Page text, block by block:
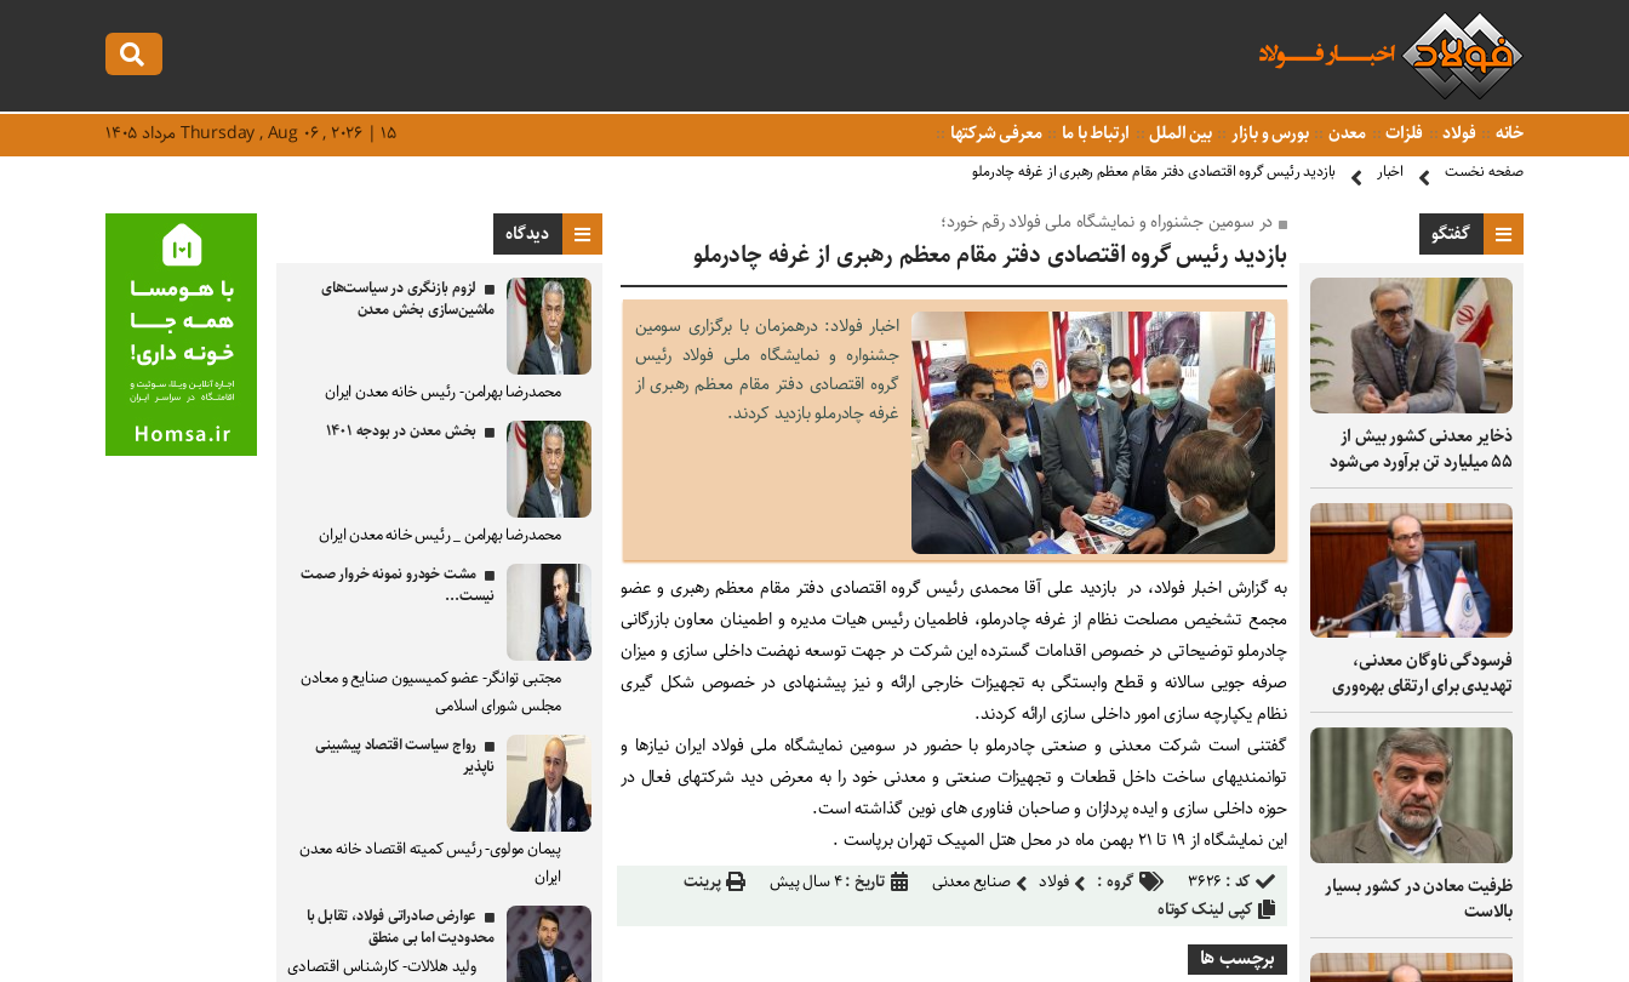
خانه فولاد فلزات معدن بورس و بازار بین الملل ارتباط با ما معرفی شرکتها Thursday , Aug ۰۶ , ۲۰۲۶ | ۱۵ مرداد ۱۴۰۵
صفحه نخست اخبار بازدید رئیس گروه اقتصادی دفتر مقام معظم رهبری از غرفه چادرملو
گفتگو
ذخایر معدنی کشور بیش از
۵۵ میلیارد تن برآورد می‌شود
فرسودگی ناوگان معدنی،
تهدیدی برای ارتقای بهره‌وری
ظرفیت‌ معادن در کشور بسیار
بالاست
در سومین جشنوراه و نمایشگاه ملی فولاد رقم خورد؛
بازدید رئیس گروه اقتصادی دفتر مقام معظم رهبری از غرفه چادرملو
اخبار فولاد: درهمزمان با برگزاری سومین
جشنواره و نمایشگاه ملی فولاد رئیس
گروه اقتصادی دفتر مقام معظم رهبری از
غرفه چادرملو بازدید کردند.
به گزارش اخبار فولاد، در بازدید علی آقا محمدی رئیس گروه اقتصادی دفتر مقام معظم رهبری و عضو
مجمع تشخیص مصلحت نظام از غرفه چادرملو، فاطمیان رئیس هیات مدیره و اطمینان معاون بازرگانی
چادرملو توضیحاتی در خصوص اقدامات گسترده این شرکت در جهت توسعه نهضت داخلی سازی و میزان
صرفه جویی سالانه و قطع وابستگی به تجهیزات خارجی ارائه و نیز پیشنهادی در خصوص شکل گیری
نظام یکپارچه سازی امور داخلی سازی ارائه کردند.
گفتنی است شرکت معدنی و صنعتی چادرملو با حضور در سومین نمایشگاه ملی فولاد ایران نیازها و
توانمندیهای ساخت داخل قطعات و تجهیزات صنعتی و معدنی خود را به معرض دید شرکتهای فعال در
حوزه داخلی سازی و ایده پردازان و صاحبان فناوری های نوین گذاشته است.
این نمایشگاه از ۱۹ تا ۲۱ بهمن ماه در محل هتل المپیک تهران برپاست
.
کد : ۳۶۲۶ گروه : فولاد صنایع معدنی تاریخ :۴ سال پیش
پرینت
کپی لینک کوتاه
برچسب ها
دیدگاه
لزوم بازنگری در سیاست‌های
ماشین‌سازی بخش معدن
محمدرضا بهرامن- رئیس خانه معدن ایران
بخش معدن در بودجه ۱۴۰۱
محمدرضا بهرامن _ رئیس خانه معدن ایران
مشت خودرو نمونه خروار صمت
نیست...
مجتبی توانگر- عضو کمیسیون صنایع و معادن
مجلس شورای اسلامی
رواج سیاست اقتصاد پیشبینی
ناپذیر
پیمان مولوی- رئیس کمیته اقتصاد خانه معدن
ایران
عوارض صادراتی فولاد، تقابل با
محدودیت اما بی منطق
ولید هلالات- کارشناس اقتصادی